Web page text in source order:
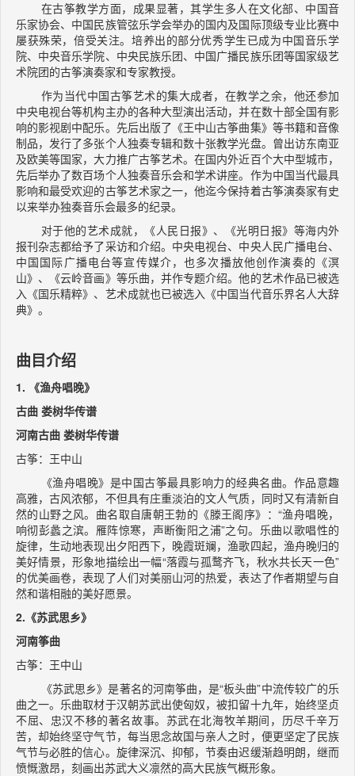
在古筝教学方面，成果显著，其学生多人在文化部、中国音
乐家协会、中国民族管弦乐学会举办的国内及国际顶级专业比赛中
屡获殊荣，倍受关注。培养出的部分优秀学生已成为中国音乐学
院、中央音乐学院、中央民族乐团、中国广播民族乐团等国家级艺
术院团的古筝演奏家和专家教授。
作为当代中国古筝艺术的集大成者，在教学之余，他还参加
中央电视台等机构主办的各种大型演出活动，并在数十部全国有影
响的影视剧中配乐。先后出版了《王中山古筝曲集》等书籍和音像
制品，发行了多张个人独奏专辑和数十张教学光盘。曾出访东南亚
及欧美等国家，大力推广古筝艺术。在国内外近百个大中型城市，
先后举办了数百场个人独奏音乐会和学术讲座。作为中国当代最具
影响和最受欢迎的古筝艺术家之一，他迄今保持着古筝演奏家有史
以来举办独奏音乐会最多的纪录。
对于他的艺术成就，《人民日报》、《光明日报》等海内外
报刊杂志都给予了采访和介绍。中央电视台、中央人民广播电台、
中国国际广播电台等宣传媒介，也多次播放他创作演奏的《溟
山》、《云岭音画》等乐曲，并作专题介绍。他的艺术作品已被选
入《国乐精粹》、艺术成就也已被选入《中国当代音乐界名人大辞
典》。
曲目介绍
1. 《渔舟唱晚》
古曲 娄树华传谱
河南古曲 娄树华传谱
古筝：王中山
《渔舟唱晚》是中国古筝最具影响力的经典名曲。作品意趣
高雅，古风浓郁，不但具有庄重淡泊的文人气质，同时又有清新自
然的山野之风。曲名取自唐朝王勃的《滕王阁序》：“渔舟唱晚，
响彻彭蠡之滨。雁阵惊寒，声断衡阳之浦”之句。乐曲以歌唱性的
旋律，生动地表现出夕阳西下，晚霞斑斓，渔歌四起，渔舟晚归的
美好情景，形象地描绘出一幅“落霞与孤鹜齐飞，秋水共长天一色”
的优美画卷，表现了人们对美丽山河的热爱，表达了作者期望与自
然和谐相融的美好愿景。
2.《苏武思乡》
河南筝曲
古筝：王中山
《苏武思乡》是著名的河南筝曲，是“板头曲”中流传较广的乐
曲之一。乐曲取材于汉朝苏武出使匈奴，被扣留十九年，始终坚贞
不屈、忠汉不移的著名故事。苏武在北海牧羊期间，历尽千辛万
苦，却始终坚守气节，每当思念故国与亲人之时，便更坚定了民族
气节与必胜的信心。旋律深沉、抑郁，节奏由迟缓渐趋明朗，继而
愤慨激昂，刻画出苏武大义凛然的高大民族气概形象。